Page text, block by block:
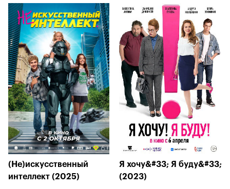
(Не)искусственный
интеллект (2025)
Я хочу&#33; Я буду&#33;
(2023)